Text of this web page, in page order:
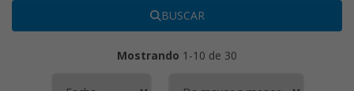
BUSCAR
Mostrando 1-10 de 30